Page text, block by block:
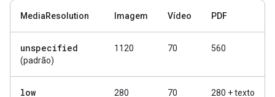
MediaResolution Imagem Vídeo PDF
unspecified
(padrão)
1120 70 560
low 280 70 280 + texto